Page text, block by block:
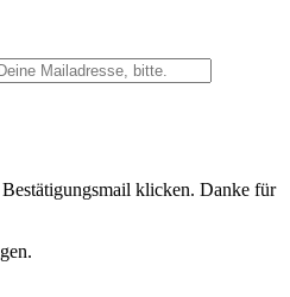
klicken. Danke für